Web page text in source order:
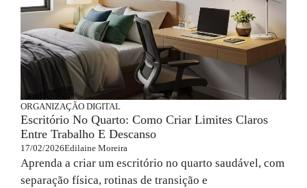
ORGANIZAÇÃO DIGITAL
Escritório No Quarto: Como Criar Limites Claros
Entre Trabalho E Descanso
17/02/2026Edilaine Moreira
Aprenda a criar um escritório no quarto saudável, com
separação física, rotinas de transição e